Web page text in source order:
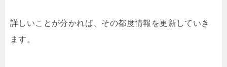
詳しいことが分かれば、その都度情報を更新していき
ます。